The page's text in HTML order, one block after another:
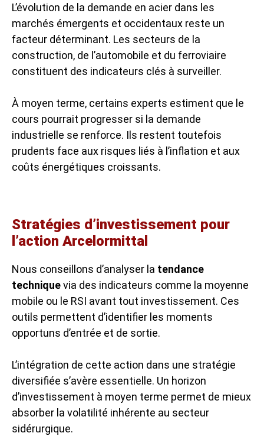
L’évolution de la demande en acier dans les
marchés émergents et occidentaux reste un
facteur déterminant. Les secteurs de la
construction, de l’automobile et du ferroviaire
constituent des indicateurs clés à surveiller.
À moyen terme, certains experts estiment que le
cours pourrait progresser si la demande
industrielle se renforce. Ils restent toutefois
prudents face aux risques liés à l’inflation et aux
coûts énergétiques croissants.
Stratégies d’investissement pour
l’action Arcelormittal
Nous conseillons d’analyser la tendance
techniquevia des indicateurs comme la moyenne
mobile ou le RSI avant tout investissement. Ces
outils permettent d’identifier les moments
opportuns d’entrée et de sortie.
L’intégration de cette action dans une stratégie
diversifiée s’avère essentielle. Un horizon
d’investissement à moyen terme permet de mieux
absorber la volatilité inhérente au secteur
sidérurgique.